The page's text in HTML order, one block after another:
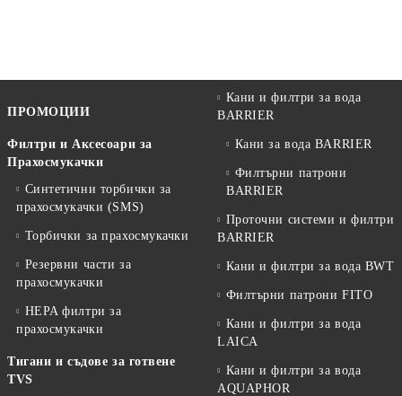
ПРОМОЦИИ
Филтри и Аксесоари за
Прахосмукачки
Синтетични торбички за
прахосмукачки (SMS)
Торбички за прахосмукачки
Резервни части за
прахосмукачки
HEPA филтри за
прахосмукачки
Тигани и съдове за готвене
TVS
Кани и филтри за вода
BARRIER
Кани за вода BARRIER
Филтърни патрони
BARRIER
Проточни системи и филтри
BARRIER
Кани и филтри за вода BWT
Филтърни патрони FITO
Кани и филтри за вода
LAICA
Кани и филтри за вода
AQUAPHOR